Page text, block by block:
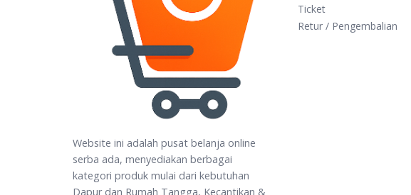
Website ini adalah pusat belanja online
serba ada, menyediakan berbagai
kategori produk mulai dari kebutuhan
Dapur dan Rumah Tangga, Kecantikan &
Ticket
Retur / Pengembalian